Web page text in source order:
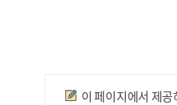
만족도조사
이 페이지에서 제